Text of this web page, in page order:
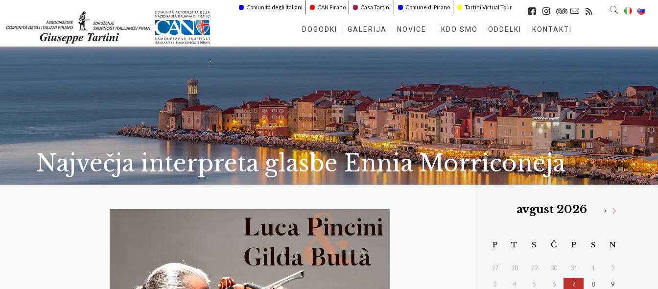
Comunità degli Italiani CAN Pirano Casa Tartini Comune di Pirano Tartini Virtual Tour
DOGODKI GALERIJA NOVICE KDO SMO ODDELKI KONTAKTI
Največja interpreta glasbe Ennia Morriconeja
avgust 2026 >
P T S Č P S N
27 28 29 30 31 1 2
3 4 5 6 7 8 9